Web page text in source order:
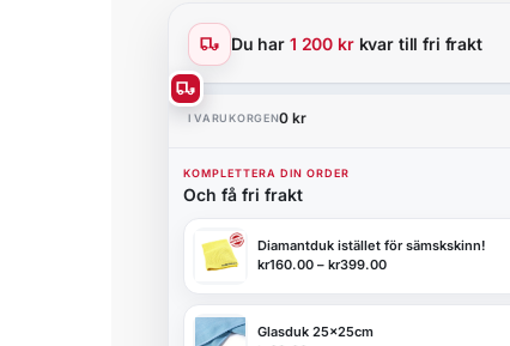
Du har 1 200 krkvar till fri frakt
I VARUKORGEN0 kr
KOMPLETTERA DIN ORDER
Och få fri frakt
Diamantduk istället för sämskskinn!
kr160.00 – kr399.00
Glasduk 25x25cm